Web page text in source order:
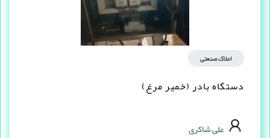
املاک صنعتی
دستگاه بادر (خمیر مرغ)
علی شاکری